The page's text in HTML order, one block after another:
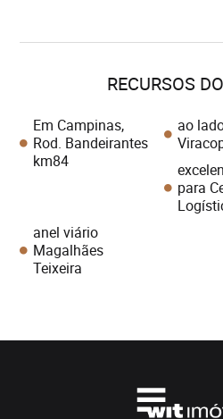
RECURSOS
Em Campinas,
Rod. Bandeirantes
km84
ao
para
anel viário
Magalhães
Teixeira